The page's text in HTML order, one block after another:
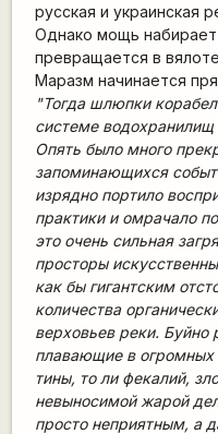
русская и украинская
Однако мощь набирает
превращается в
Маразм начинается
"Тогда шлюпки
системе
Опять было много
запоминающихся
изрядно портило
практики и омрачало
это очень сильная
просторы
как бы гигантским
количества
верховьев реки. Буйно
плавающие в огромных
тины, то ли фекалий,
невыносимой жарой
просто неприятным, а